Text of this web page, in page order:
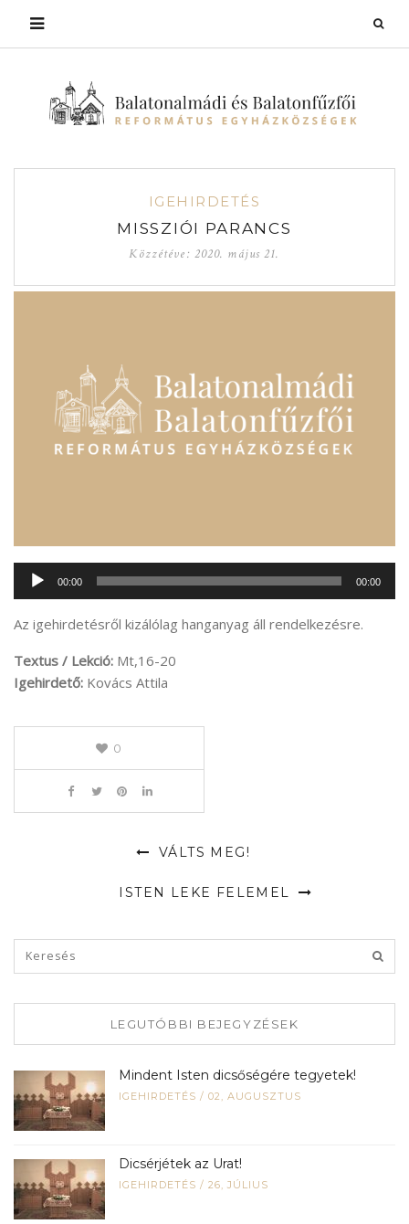
IGEHIRDETÉS
MISSZIÓI PARANCS
Közzétéve: 2020. május 21.
Audió
00:00 00:00
Az igehirdetésről kizálólag hanganyag áll rendelkezésre.
Textus / Lekció: Mt,16-20
Igehirdető: Kovács Attila
0
VÁLTS MEG!
ISTEN LEKE FELEMEL
LEGUTÓBBI BEJEGYZÉSEK
Mindent Isten dicsőségére tegyetek!
IGEHIRDETÉS / 02, AUGUSZTUS
Dicsérjétek az Urat!
IGEHIRDETÉS / 26, JÚLIUS